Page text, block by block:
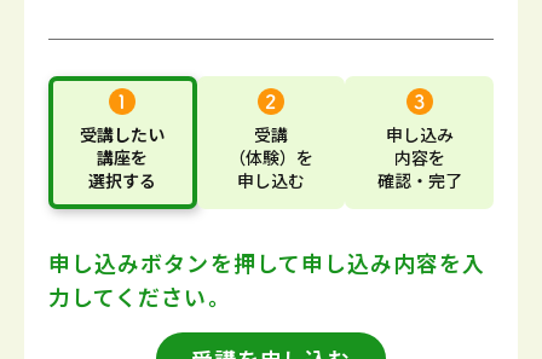
受講したい
講座を
選択する
受講
（体験） を
申し込む
申し込み
内容を
確認・完了
申し込みボタンを押して申し込み内容を入
力してください。